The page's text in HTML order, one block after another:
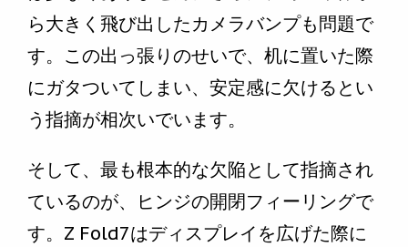
ら大きく飛び出したカメラバンプも問題で
す。この出っ張りのせいで、机に置いた際
にガタついてしまい、安定感に欠けるとい
う指摘が相次いでいます。
そして、最も根本的な欠陥として指摘され
ているのが、ヒンジの開閉フィーリングで
す。Z Fold7はディスプレイを広げた際に